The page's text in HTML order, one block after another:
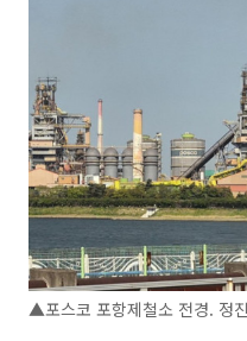
▲포스코 포항제철소 전경. 정